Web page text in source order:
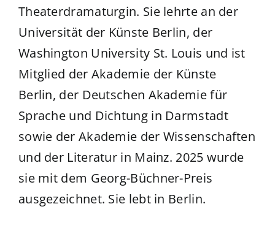
Theaterdramaturgin. Sie lehrte an der
Universität der Künste Berlin, der
Washington University St. Louis und ist
Mitglied der Akademie der Künste
Berlin, der Deutschen Akademie für
Sprache und Dichtung in Darmstadt
sowie der Akademie der Wissenschaften
und der Literatur in Mainz. 2025 wurde
sie mit dem Georg-Büchner-Preis
ausgezeichnet. Sie lebt in Berlin.